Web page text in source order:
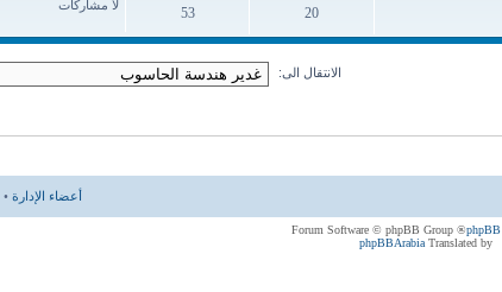
20
مواضيع
53
مشاركات
لا مشاركات
الانتقال الى:
أعضاء الإدارة •
phpBB
® Forum Software © phpBB Group
Translated by
phpBBArabia